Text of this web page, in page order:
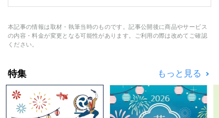
どの地元特有の人の暮らしに触れることができ
文化・歴史が凝縮された物語を知ることで、忘
れられない唯一無二の体験ができます。 当ア
本記事の情報は取材・執筆当時のものです。記事公開後に商品やサービス
の内容・料金が変更となる可能性があります。ご利用の際は改めてご確認
ください。
特集 もっと見る